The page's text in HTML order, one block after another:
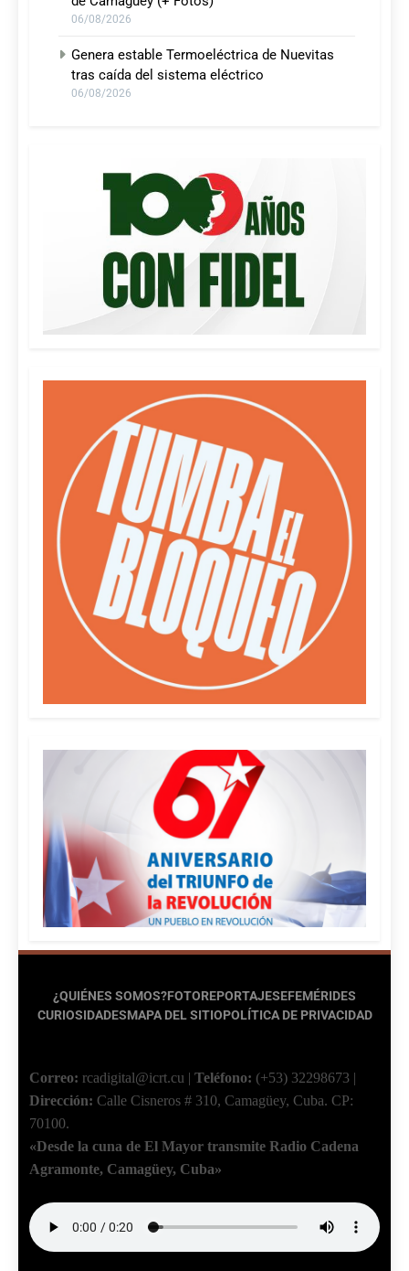
06/08/2026
Genera estable Termoeléctrica de Nuevitas
tras caída del sistema eléctrico
06/08/2026
¿QUIÉNES SOMOS?FOTOREPORTAJESEFEMÉRIDES
CURIOSIDADESMAPA DEL SITIOPOLÍTICA DE PRIVACIDAD
Correo: rcadigital@icrt.cu | Teléfono: (+53) 32298673 |
Dirección: Calle Cisneros # 310, Camagüey, Cuba. CP:
70100.
«Desde la cuna de El Mayor transmite Radio Cadena
Agramonte, Camagüey, Cuba»